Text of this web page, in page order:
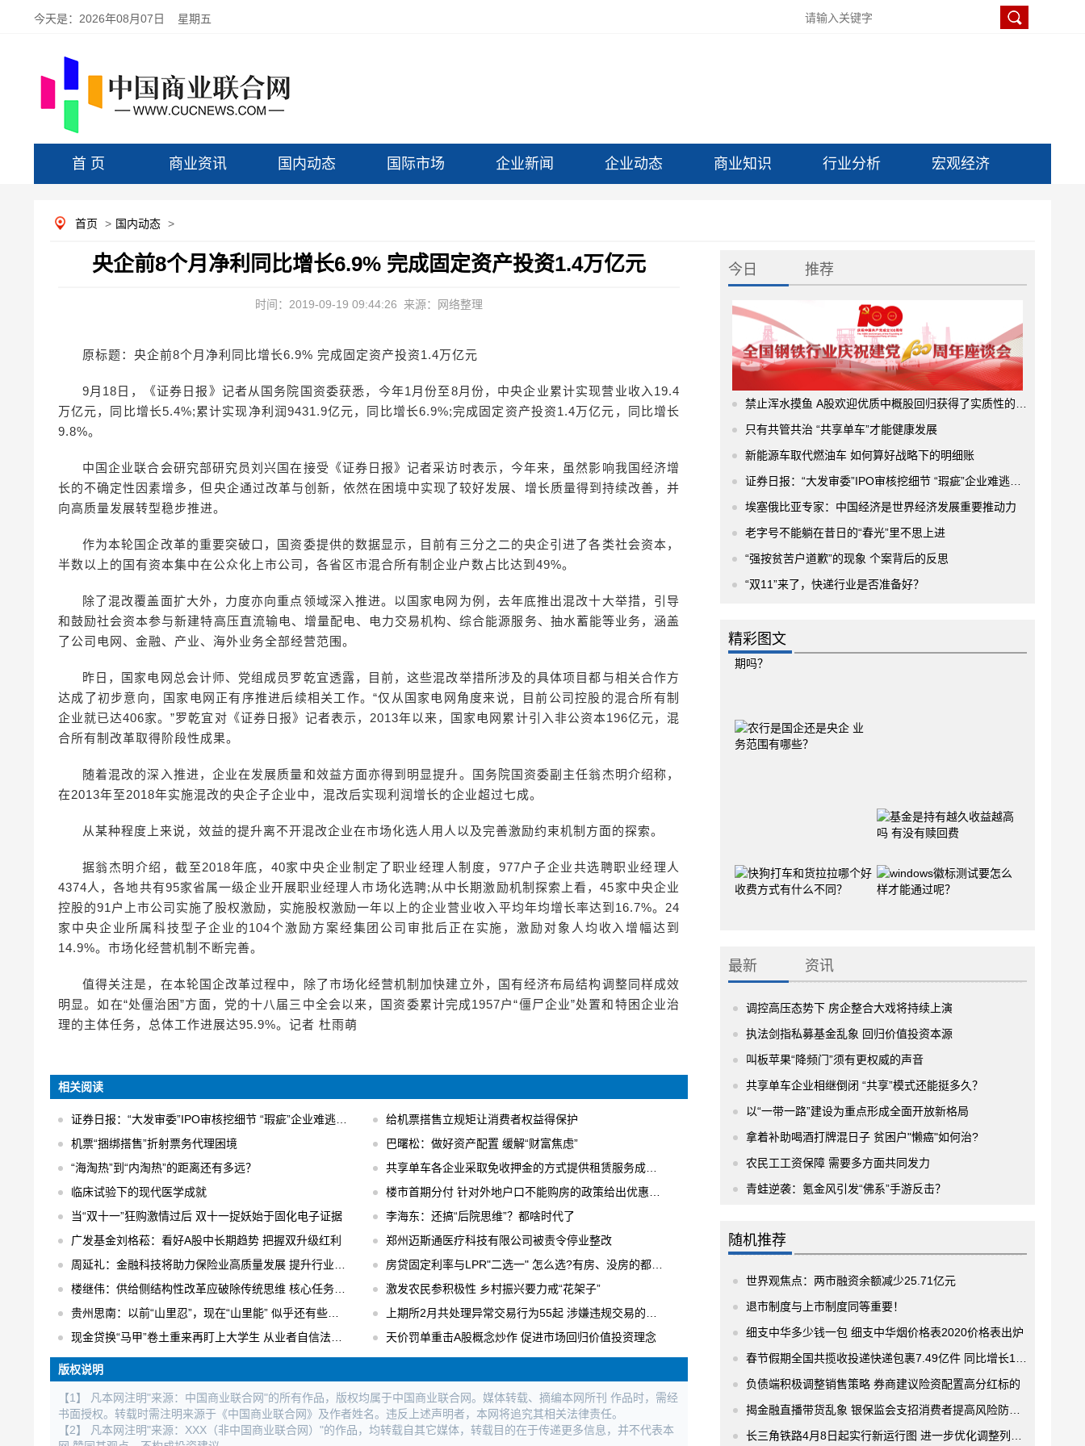
今天是： 2026年08月07日 星期五
首 页 商业资讯 国内动态 国际市场 企业新闻 企业动态 商业知识 行业分析 宏观经济
首页 > 国内动态 >
央企前8个月净利同比增长6.9% 完成固定资产投资1.4万亿元
时间：2019-09-19 09:44:26 来源：网络整理
原标题：央企前8个月净利同比增长6.9% 完成固定资产投资1.4万亿元
9月18日，《证券日报》记者从国务院国资委获悉，今年1月份至8月份，中央企业累计实现营业收入19.4
万亿元，同比增长5.4%;累计实现净利润9431.9亿元，同比增长6.9%;完成固定资产投资1.4万亿元，同比增长
9.8%。
中国企业联合会研究部研究员刘兴国在接受《证券日报》记者采访时表示，今年来，虽然影响我国经济增
长的不确定性因素增多，但央企通过改革与创新，依然在困境中实现了较好发展、增长质量得到持续改善，并
向高质量发展转型稳步推进。
作为本轮国企改革的重要突破口，国资委提供的数据显示，目前有三分之二的央企引进了各类社会资本，
半数以上的国有资本集中在公众化上市公司，各省区市混合所有制企业户数占比达到49%。
除了混改覆盖面扩大外，力度亦向重点领域深入推进。以国家电网为例，去年底推出混改十大举措，引导
和鼓励社会资本参与新建特高压直流输电、增量配电、电力交易机构、综合能源服务、抽水蓄能等业务，涵盖
了公司电网、金融、产业、海外业务全部经营范围。
昨日，国家电网总会计师、党组成员罗乾宜透露，目前，这些混改举措所涉及的具体项目都与相关合作方
达成了初步意向，国家电网正有序推进后续相关工作。“仅从国家电网角度来说，目前公司控股的混合所有制
企业就已达406家。”罗乾宜对《证券日报》记者表示，2013年以来，国家电网累计引入非公资本196亿元，混
合所有制改革取得阶段性成果。
随着混改的深入推进，企业在发展质量和效益方面亦得到明显提升。国务院国资委副主任翁杰明介绍称，
在2013年至2018年实施混改的央企子企业中，混改后实现利润增长的企业超过七成。
从某种程度上来说，效益的提升离不开混改企业在市场化选人用人以及完善激励约束机制方面的探索。
据翁杰明介绍，截至2018年底，40家中央企业制定了职业经理人制度，977户子企业共选聘职业经理人
4374人，各地共有95家省属一级企业开展职业经理人市场化选聘;从中长期激励机制探索上看，45家中央企业
控股的91户上市公司实施了股权激励，实施股权激励一年以上的企业营业收入平均年均增长率达到16.7%。24
家中央企业所属科技型子企业的104个激励方案经集团公司审批后正在实施，激励对象人均收入增幅达到
14.9%。市场化经营机制不断完善。
值得关注是，在本轮国企改革过程中，除了市场化经营机制加快建立外，国有经济布局结构调整同样成效
明显。如在“处僵治困”方面，党的十八届三中全会以来，国资委累计完成1957户“僵尸企业”处置和特困企业治
理的主体任务，总体工作进展达95.9%。记者 杜雨萌
相关阅读
证券日报：“大发审委”IPO审核挖细节 “瑕疵”企业难逃法眼
给机票搭售立规矩让消费者权益得保护
机票“捆绑搭售”折射票务代理困境
巴曙松：做好资产配置 缓解“财富焦虑”
“海淘热”到“内淘热”的距离还有多远？
共享单车各企业采取免收押金的方式提供租赁服务成主流
临床试验下的现代医学成就
楼市首期分付 针对外地户口不能购房的政策给出优惠办法
当“双十一”狂购激情过后 双十一捉妖始于固化电子证据
李海东：还搞“后院思维”？都啥时代了
广发基金刘格菘：看好A股中长期趋势 把握双升级红利
郑州迈斯通医疗科技有限公司被责令停业整改
周延礼：金融科技将助力保险业高质量发展 提升行业业务效率
房贷固定利率与LPR"二选一" 怎么选?有房、没房的都要会算
楼继伟：供给侧结构性改革应破除传统思维 核心任务是“三去一降一补”
激发农民参积极性 乡村振兴要力戒“花架子”
贵州思南：以前“山里忍”，现在“山里能” 似乎还有些不适应
上期所2月共处理异常交易行为55起 涉嫌违规交易的行为进行立案调查
现金贷换“马甲”卷土重来再盯上大学生 从业者自信法规完全管不着
天价罚单重击A股概念炒作 促进市场回归价值投资理念
版权说明
【1】 凡本网注明"来源：中国商业联合网"的所有作品，版权均属于中国商业联合网。媒体转载、摘编本网所刊 作品时，需经
书面授权。转载时需注明来源于《中国商业联合网》及作者姓名。违反上述声明者，本网将追究其相关法律责任。
【2】 凡本网注明"来源：XXX（非中国商业联合网）"的作品，均转载自其它媒体，转载目的在于传递更多信息，并不代表本
今日 推荐
禁止浑水摸鱼 A股欢迎优质中概股回归获得了实质性的进展
只有共管共治 “共享单车”才能健康发展
新能源车取代燃油车 如何算好战略下的明细账
证券日报：“大发审委”IPO审核挖细节 “瑕疵”企业难逃法眼
埃塞俄比亚专家：中国经济是世界经济发展重要推动力
老字号不能躺在昔日的“春光”里不思上进
“强按贫苦户道歉”的现象 个案背后的反思
“双11”来了，快递行业是否准备好？
精彩图文
最新 资讯
调控高压态势下 房企整合大戏将持续上演
执法剑指私募基金乱象 回归价值投资本源
叫板苹果“降频门”须有更权威的声音
共享单车企业相继倒闭 “共享”模式还能挺多久？
以“一带一路”建设为重点形成全面开放新格局
拿着补助喝酒打牌混日子 贫困户"懒癌"如何治?
农民工工资保障 需要多方面共同发力
青蛙逆袭：氪金风引发“佛系”手游反击？
随机推荐
世界观焦点：两市融资余额减少25.71亿元
退市制度与上市制度同等重要！
细支中华多少钱一包 细支中华烟价格表2020价格表出炉
春节假期全国共揽收投递快递包裹7.49亿件 同比增长16%
负债端积极调整销售策略 券商建议险资配置高分红标的
揭金融直播带货乱象 银保监会支招消费者提高风险防范意识
长三角铁路4月8日起实行新运行图 进一步优化调整列车开行方案